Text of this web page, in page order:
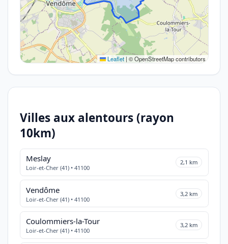
Leaflet | © OpenStreetMap contributors
Villes aux alentours (rayon
10km)
Meslay
Loir-et-Cher (41) • 41100
2,1 km
Vendôme
Loir-et-Cher (41) • 41100
3,2 km
Coulommiers-la-Tour
Loir-et-Cher (41) • 41100
3,2 km